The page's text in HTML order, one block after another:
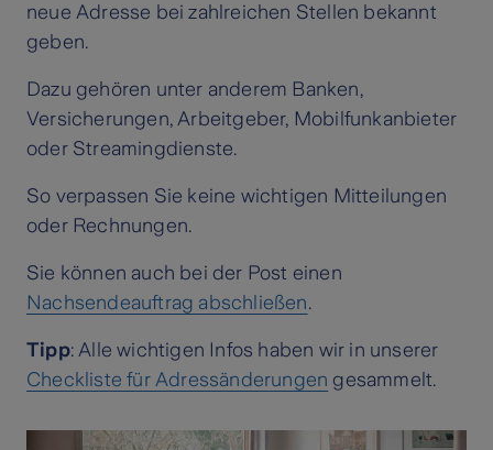
neue Adresse bei zahlreichen Stellen bekannt
geben.
Dazu gehören unter anderem Banken,
Versicherungen, Arbeitgeber, Mobilfunkanbieter
oder Streamingdienste.
So verpassen Sie keine wichtigen Mitteilungen
oder Rechnungen.
Sie können auch bei der Post einen
Nachsendeauftrag abschließen.
Tipp: Alle wichtigen Infos haben wir in unserer
Checkliste für Adressänderungen gesammelt.